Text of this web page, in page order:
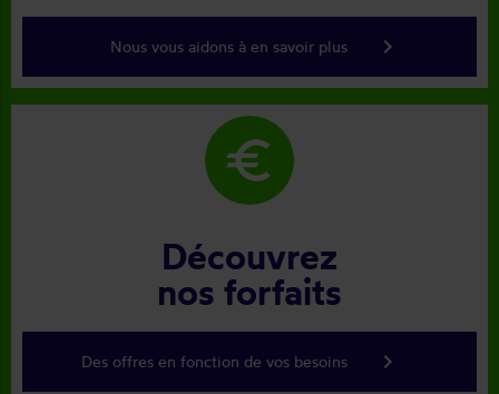
Nous vous aidons à en savoir plus keyboard_arrow_right
euro
Découvrez
nos forfaits
Des offres en fonction de vos besoins keyboard_arrow_right